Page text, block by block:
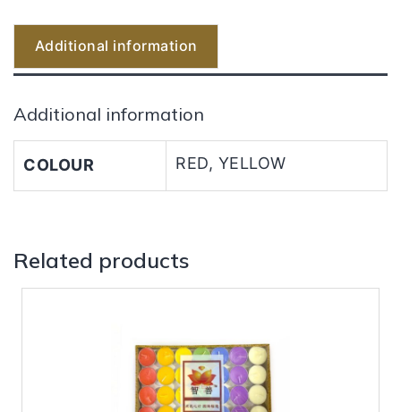
Additional information
Additional information
COLOUR RED, YELLOW
Related products